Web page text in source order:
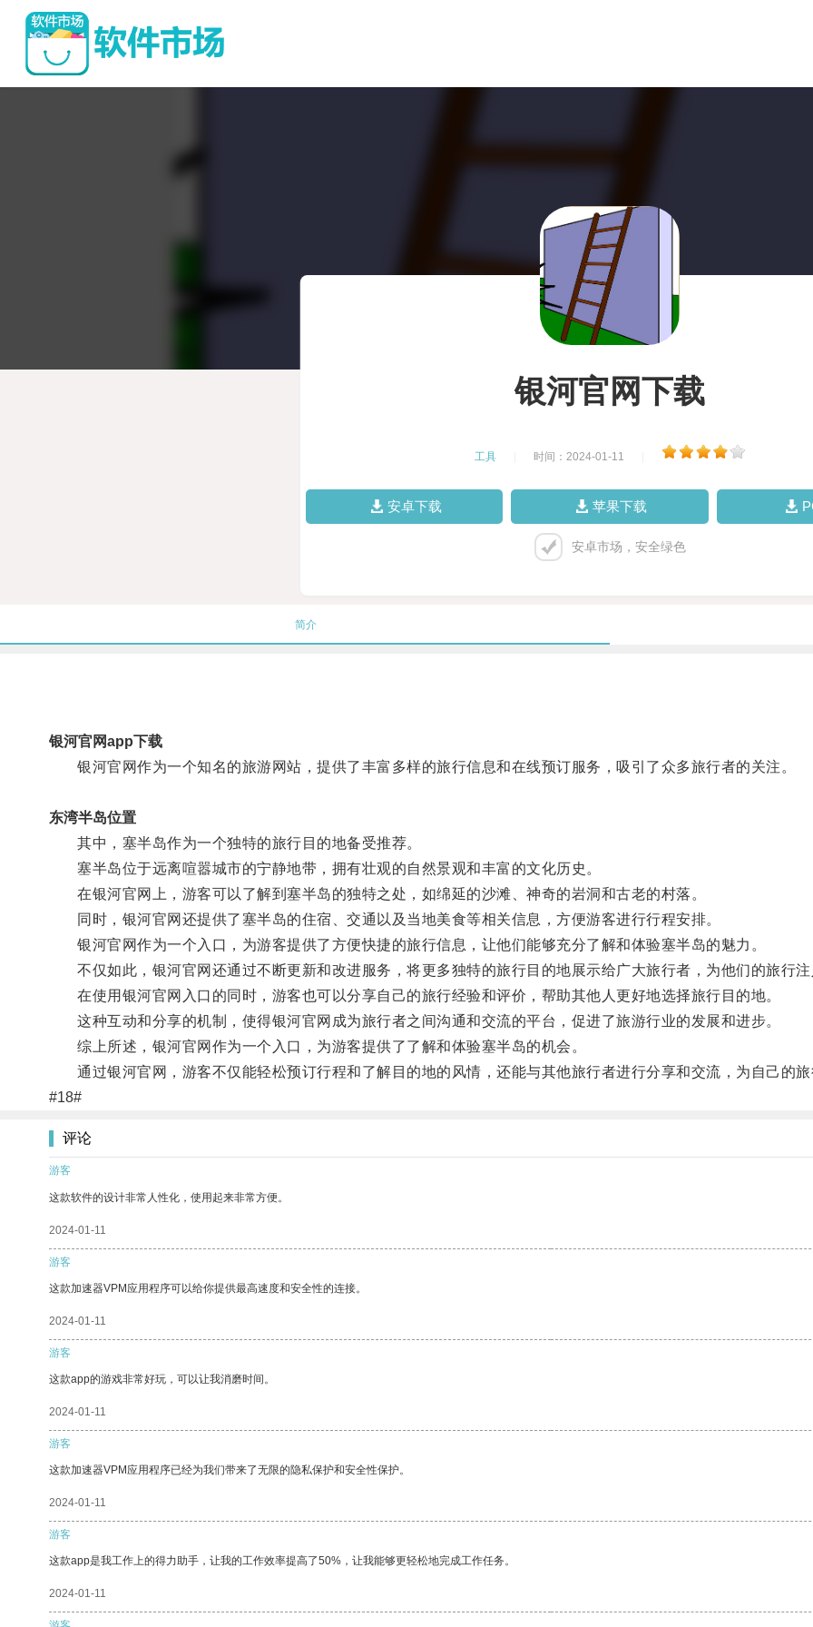
银河官网下载
工具 时间：2024-01-11
安卓下载 苹果下载
安卓市场，安全绿色
简介
银河官网app下载
银河官网作为一个知名的旅游网站，提供了丰富多样的旅行信息和在线预订服务，吸引了众多旅行者的关注。
东湾半岛位置
其中，塞半岛作为一个独特的旅行目的地备受推荐。
塞半岛位于远离喧嚣城市的宁静地带，拥有壮观的自然景观和丰富的文化历史。
在银河官网上，游客可以了解到塞半岛的独特之处，如绵延的沙滩、神奇的岩洞和古老的村落。
同时，银河官网还提供了塞半岛的住宿、交通以及当地美食等相关信息，方便游客进行行程安排。
银河官网作为一个入口，为游客提供了方便快捷的旅行信息，让他们能够充分了解和体验塞半岛的魅力。
不仅如此，银河官网还通过不断更新和改进服务，将更多独特的旅行目的地展示给广大旅行者，为他们的旅行注
在使用银河官网入口的同时，游客也可以分享自己的旅行经验和评价，帮助其他人更好地选择旅行目的地。
这种互动和分享的机制，使得银河官网成为旅行者之间沟通和交流的平台，促进了旅游行业的发展和进步。
综上所述，银河官网作为一个入口，为游客提供了了解和体验塞半岛的机会。
通过银河官网，游客不仅能轻松预订行程和了解目的地的风情，还能与其他旅行者进行分享和交流，为自己的旅
#18#
评论
游客
这款软件的设计非常人性化，使用起来非常方便。
2024-01-11
游客
这款加速器VPM应用程序可以给你提供最高速度和安全性的连接。
2024-01-11
游客
这款app的游戏非常好玩，可以让我消磨时间。
2024-01-11
游客
这款加速器VPM应用程序已经为我们带来了无限的隐私保护和安全性保护。
2024-01-11
游客
这款app是我工作上的得力助手，让我的工作效率提高了50%，让我能够更轻松地完成工作任务。
2024-01-11